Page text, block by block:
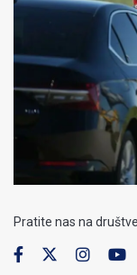
Pratite nas na